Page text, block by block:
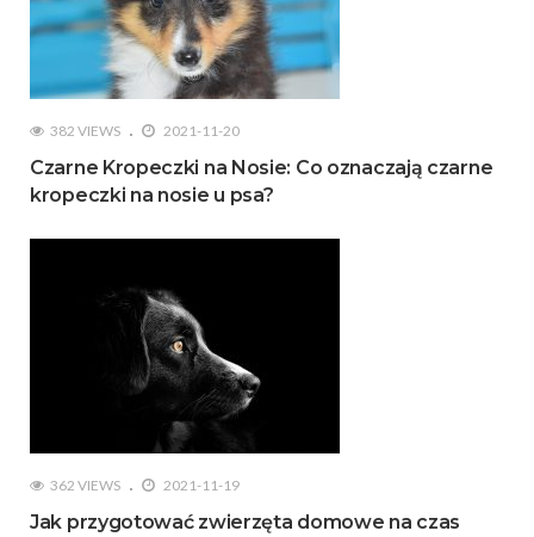
382 VIEWS 2021-11-20
Czarne Kropeczki na Nosie: Co oznaczają czarne
kropeczki na nosie u psa?
362 VIEWS 2021-11-19
Jak przygotować zwierzęta domowe na czas